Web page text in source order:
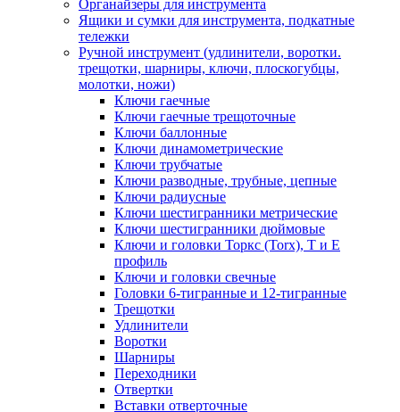
Органайзеры для инструмента
Ящики и сумки для инструмента, подкатные
тележки
Ручной инструмент (удлинители, воротки.
трещотки, шарниры, ключи, плоскогубцы,
молотки, ножи)
Ключи гаечные
Ключи гаечные трещоточные
Ключи баллонные
Ключи динамометрические
Ключи трубчатые
Ключи разводные, трубные, цепные
Ключи радиусные
Ключи шестигранники метрические
Ключи шестигранники дюймовые
Ключи и головки Торкс (Torx), Т и Е
профиль
Ключи и головки свечные
Головки 6-тигранные и 12-тигранные
Трещотки
Удлинители
Воротки
Шарниры
Переходники
Отвертки
Вставки отверточные